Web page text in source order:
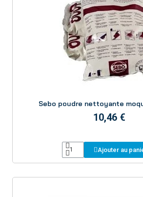
Sebo poudre nettoyante
10,46 €
Ajouter au